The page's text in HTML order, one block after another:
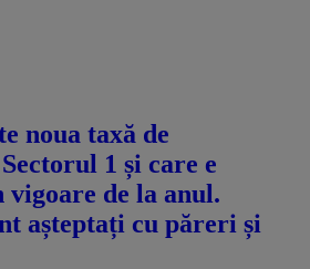
noua taxă de
1 și care e
de la anul.
așteptați cu păreri și